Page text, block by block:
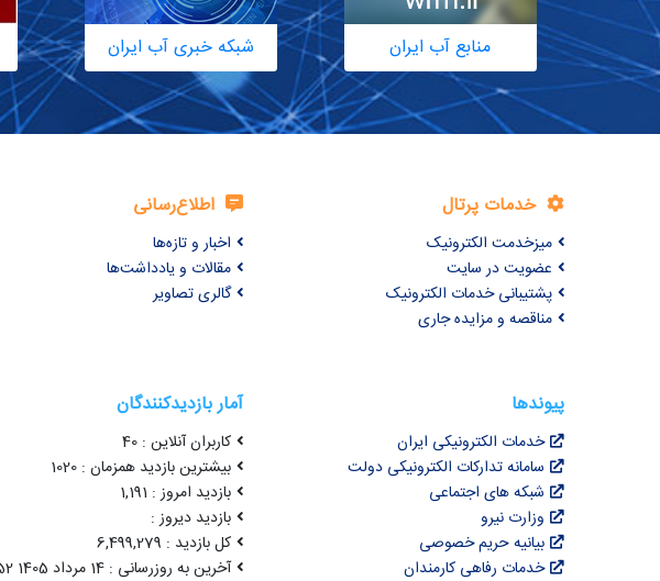
منابع آب ایران شبکه خبری آب ایران
خدمات پرتال
میزخدمت الکترونیک
عضویت در سایت
پشتیبانی خدمات الکترونیک
مناقصه و مزایده جاری
اطلاع‌رسانی
اخبار و تازه‌ها
مقالات و یادداشت‌ها
گالری تصاویر
پیوندها
خدمات الکترونیکی ایران
سامانه تدارکات الکترونیکی دولت
شبکه های اجتماعی
وزارت نیرو
بیانیه حریم خصوصی
خدمات رفاهی کارمندان
آمار بازدیدکنندگان
کاربران آنلاین : 40
بیشترین بازدید همزمان : 1020
بازدید امروز : 1,191
بازدید دیروز :
کل بازدید : 6,499,279
آخرین به روزرسانی : 14 مرداد 1405 12:16:52